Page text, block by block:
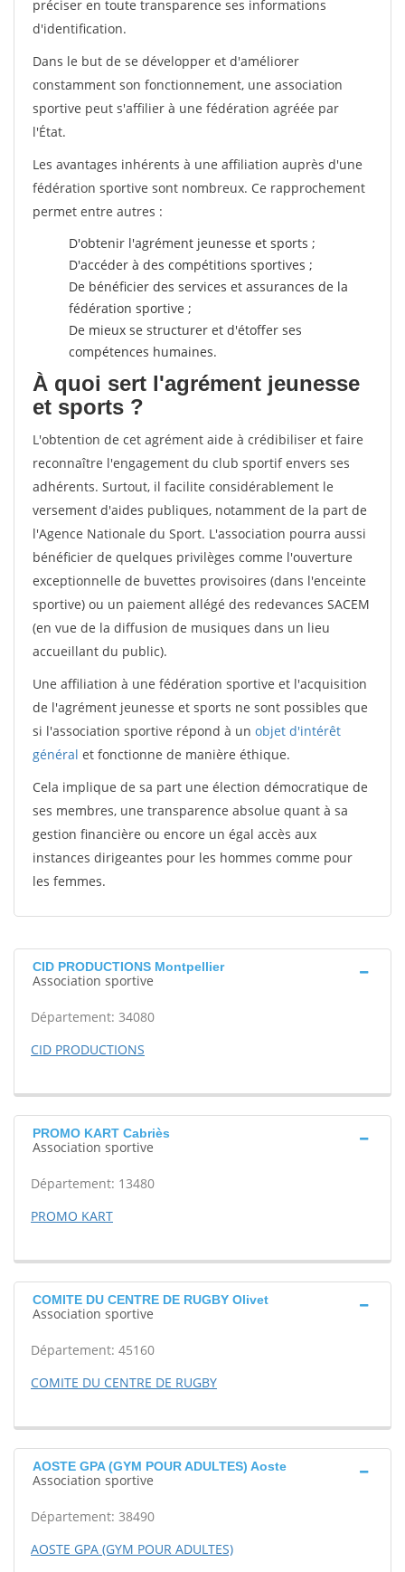
préciser en toute transparence ses informations
d'identification.
Dans le but de se développer et d'améliorer
constamment son fonctionnement, une association
sportive peut s'affilier à une fédération agréée par
l'État.
Les avantages inhérents à une affiliation auprès d'une
fédération sportive sont nombreux. Ce rapprochement
permet entre autres :
D'obtenir l'agrément jeunesse et sports ;
D'accéder à des compétitions sportives ;
De bénéficier des services et assurances de la
fédération sportive ;
De mieux se structurer et d'étoffer ses
compétences humaines.
À quoi sert l'agrément jeunesse
et sports ?
L'obtention de cet agrément aide à crédibiliser et faire
reconnaître l'engagement du club sportif envers ses
adhérents. Surtout, il facilite considérablement le
versement d'aides publiques, notamment de la part de
l'Agence Nationale du Sport. L'association pourra aussi
bénéficier de quelques privilèges comme l'ouverture
exceptionnelle de buvettes provisoires (dans l'enceinte
sportive) ou un paiement allégé des redevances SACEM
(en vue de la diffusion de musiques dans un lieu
accueillant du public).
Une affiliation à une fédération sportive et l'acquisition
de l'agrément jeunesse et sports ne sont possibles que
si l'association sportive répond à un objet d'intérêt
général et fonctionne de manière éthique.
Cela implique de sa part une élection démocratique de
ses membres, une transparence absolue quant à sa
gestion financière ou encore un égal accès aux
instances dirigeantes pour les hommes comme pour
les femmes.
CID PRODUCTIONS Montpellier
Association sportive
Département: 34080
CID PRODUCTIONS
PROMO KART Cabriès
Association sportive
Département: 13480
PROMO KART
COMITE DU CENTRE DE RUGBY Olivet
Association sportive
Département: 45160
COMITE DU CENTRE DE RUGBY
AOSTE GPA (GYM POUR ADULTES) Aoste
Association sportive
Département: 38490
AOSTE GPA (GYM POUR ADULTES)